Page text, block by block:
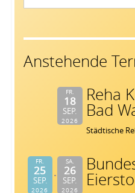
Anstehende
FR.
18
SEP.
2026
Reha
Bad
Städtische
FR.
25
SEP.
2026
SA.
26
SEP.
2026